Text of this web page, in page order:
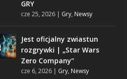
GRY
cze 25, 2026| Gry, Newsy
Jest oficjalny zwiastun
rozgrywki | „Star Wars
Zero Company”
cze 6, 2026| Gry, Newsy